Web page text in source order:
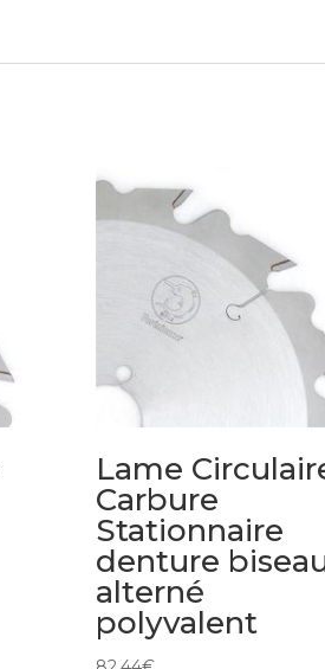
Lame
Carbure
Stationnaire
denture
alterné
polyvalent